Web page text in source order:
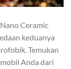
Ceramic
keduanya
Temukan
Anda dari